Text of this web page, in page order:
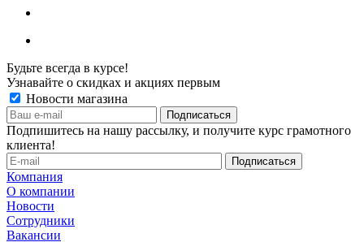
Будьте всегда в курсе!
Узнавайте о скидках и акциях первым
Новости магазина
Подпишитесь на нашу рассылку, и получите курс грамотного
клиента!
Компания
О компании
Новости
Сотрудники
Вакансии